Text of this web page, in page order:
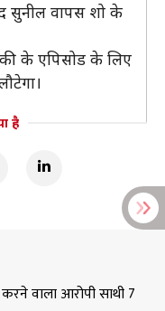
सुनील वापस शो के
के एपिसोड के लिए
है
वाला आरोपी साथी 7